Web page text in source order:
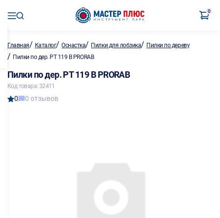
0
Главная/ Каталог/Оснастка/ Пилки для лобзика/ Пилки по дереву
/ Пилки по дер. РТ 119 В PRORAB
Пилки по дер. РТ 119 В PRORAB
Код товара: 32411
0 0 отзывов